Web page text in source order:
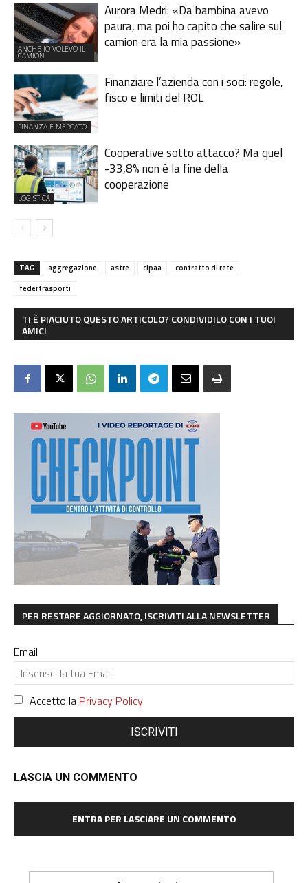
ANCHE IO VOLEVO IL
CAMION
Aurora Medri: «Da bambina avevo
paura, ma poi ho capito che salire sul
camion era la mia passione»
FINANZA E MERCATO
Finanziare l’azienda con i soci: regole,
fisco e limiti del ROL
LOGISTICA
Cooperative sotto attacco? Ma quel
-33,8% non è la fine della
cooperazione
TAG aggregazione astre cipaa
contratto di rete
federtrasporti
TI È PIACIUTO QUESTO ARTICOLO? CONDIVIDILO CON I TUOI
AMICI
PER RESTARE AGGIORNATO, ISCRIVITI ALLA NEWSLETTER
Email
Accetto la Privacy Policy
ISCRIVITI
LASCIA UN COMMENTO
ENTRA PER LASCIARE UN COMMENTO